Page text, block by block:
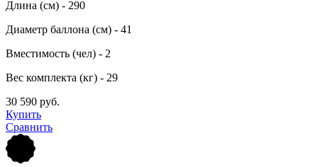
Длина (см) - 290
Диаметр баллона (см) - 41
Вместимость (чел) - 2
Вес комплекта (кг) - 29
30 590 руб.
Купить
Сравнить